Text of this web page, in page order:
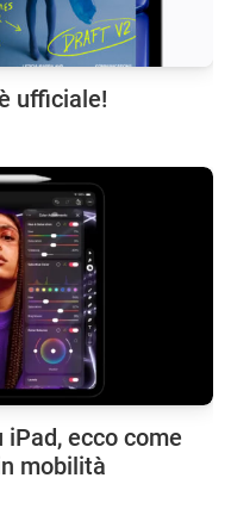
ufficiale!
ecco come
mobilità